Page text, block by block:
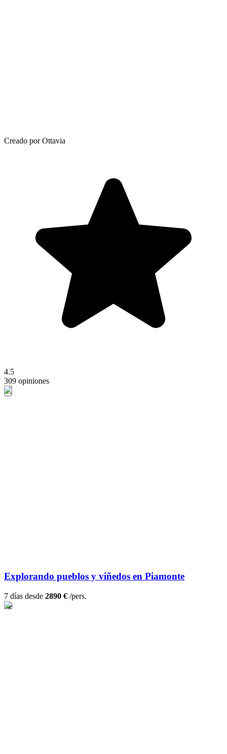
Creado por Ottavia
4.5
309 opiniones
Explorando pueblos y viñedos en Piamonte
7 días desde 2890 € /pers.